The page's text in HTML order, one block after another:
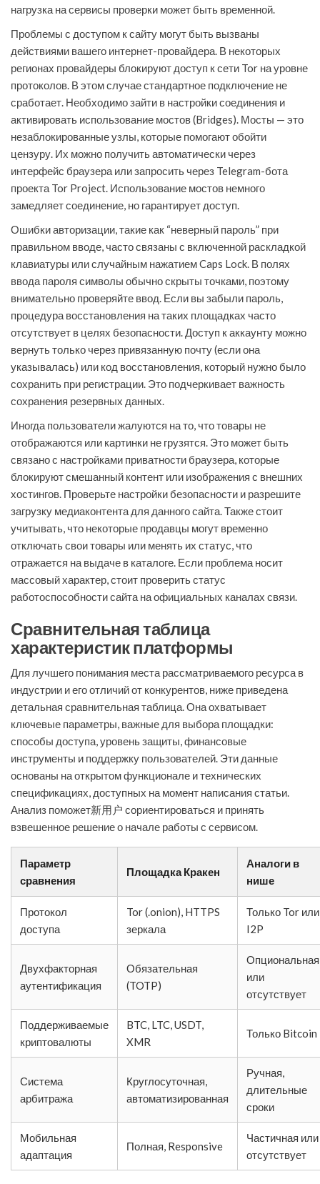
нагрузка на сервисы проверки может быть временной.
Проблемы с доступом к сайту могут быть вызваны
действиями вашего интернет-провайдера. В некоторых
регионах провайдеры блокируют доступ к сети Tor на уровне
протоколов. В этом случае стандартное подключение не
сработает. Необходимо зайти в настройки соединения и
активировать использование мостов (Bridges). Мосты — это
незаблокированные узлы, которые помогают обойти
цензуру. Их можно получить автоматически через
интерфейс браузера или запросить через Telegram-бота
проекта Tor Project. Использование мостов немного
замедляет соединение, но гарантирует доступ.
Ошибки авторизации, такие как “неверный пароль” при
правильном вводе, часто связаны с включенной раскладкой
клавиатуры или случайным нажатием Caps Lock. В полях
ввода пароля символы обычно скрыты точками, поэтому
внимательно проверяйте ввод. Если вы забыли пароль,
процедура восстановления на таких площадках часто
отсутствует в целях безопасности. Доступ к аккаунту можно
вернуть только через привязанную почту (если она
указывалась) или код восстановления, который нужно было
сохранить при регистрации. Это подчеркивает важность
сохранения резервных данных.
Иногда пользователи жалуются на то, что товары не
отображаются или картинки не грузятся. Это может быть
связано с настройками приватности браузера, которые
блокируют смешанный контент или изображения с внешних
хостингов. Проверьте настройки безопасности и разрешите
загрузку медиаконтента для данного сайта. Также стоит
учитывать, что некоторые продавцы могут временно
отключать свои товары или менять их статус, что
отражается на выдаче в каталоге. Если проблема носит
массовый характер, стоит проверить статус
работоспособности сайта на официальных каналах связи.
Сравнительная таблица
характеристик платформы
Для лучшего понимания места рассматриваемого ресурса в
индустрии и его отличий от конкурентов, ниже приведена
детальная сравнительная таблица. Она охватывает
ключевые параметры, важные для выбора площадки:
способы доступа, уровень защиты, финансовые
инструменты и поддержку пользователей. Эти данные
основаны на открытом функционале и технических
спецификациях, доступных на момент написания статьи.
Анализ поможет新用户 сориентироваться и принять
взвешенное решение о начале работы с сервисом.
Параметр
сравнения
Площадка Кракен
Аналоги в
нише
Протокол
доступа
Tor (.onion), HTTPS
зеркала
Только Tor или
I2P
Двухфакторная
аутентификация
Обязательная
(TOTP)
Опциональная
или
отсутствует
Поддерживаемые
криптовалюты
BTC, LTC, USDT,
XMR
Только Bitcoin
Система
арбитража
Круглосуточная,
автоматизированная
Ручная,
длительные
сроки
Мобильная
адаптация
Полная, Responsive
Частичная или
отсутствует